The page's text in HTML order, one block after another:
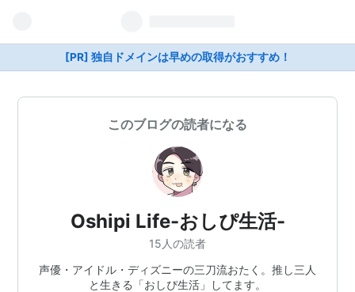
[PR] 独自ドメインは早めの取得がおすすめ！
このブログの読者になる
Oshipi Life-おしぴ生活-
15人の読者
声優・アイドル・ディズニーの三刀流おたく。推し三人
と生きる「おしぴ生活」してます。